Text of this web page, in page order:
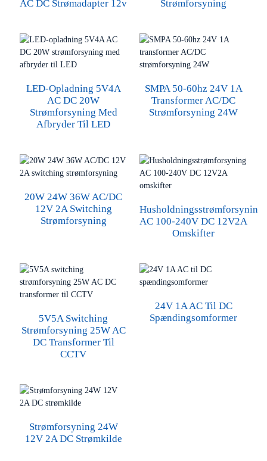
AC DC Strømadapter 12v
Strømforsyning
LED-Opladning 5V4A
AC DC 20W
Strømforsyning Med
Afbryder Til LED
SMPA 50-60hz 24V 1A
Transformer AC/DC
Strømforsyning 24W
20W 24W 36W AC/DC
12V 2A Switching
Strømforsyning
Husholdningsstrømforsyning
AC 100-240V DC 12V2A
Omskifter
5V5A Switching
Strømforsyning 25W AC
DC Transformer Til
CCTV
24V 1A AC Til DC
Spændingsomformer
Strømforsyning 24W
12V 2A DC Strømkilde